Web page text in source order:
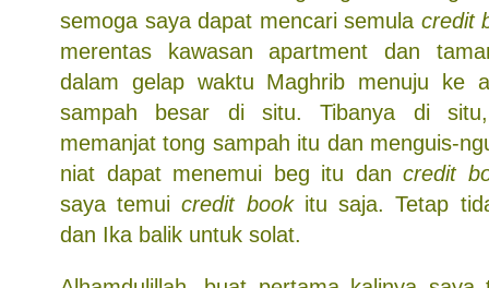
semoga saya dapat mencari semula credit
merentas kawasan apartment dan
dalam gelap waktu Maghrib menuju ke
sampah besar di situ. Tibanya di
memanjat tong sampah itu dan menguis-
niat dapat menemui beg itu dancredit
saya temuicredit bookitu saja. Tetap
dan Ika balik untuk solat.